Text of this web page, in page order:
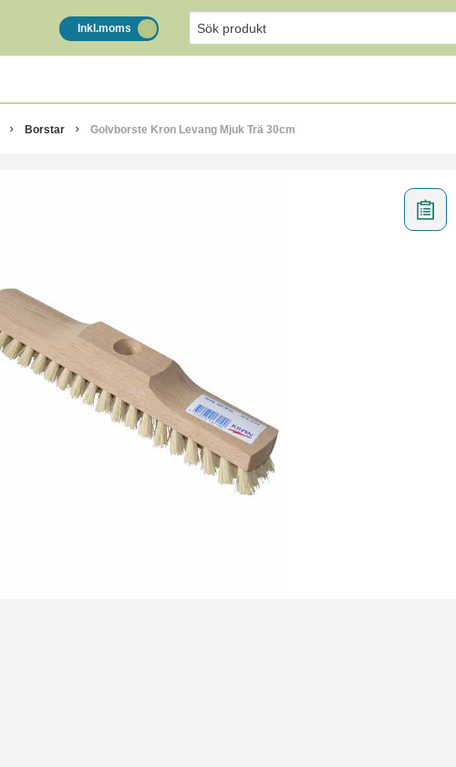
Inkl.moms
Borstar Golvborste Kron Levang Mjuk Trä 30cm